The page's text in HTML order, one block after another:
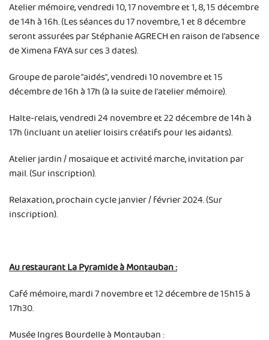
Atelier mémoire, vendredi 10, 17 novembre et 1, 8, 15 décembre
de 14h à 16h. (Les séances du 17 novembre, 1 et 8 décembre
seront assurées par Stéphanie AGRECH en raison de l'absence
de Ximena FAYA sur ces 3 dates).
Groupe de parole "aidés", vendredi 10 novembre et 15
décembre de 16h à 17h (à la suite de l'atelier mémoire).
Halte-relais, vendredi 24 novembre et 22 décembre de 14h à
17h (incluant un atelier loisirs créatifs pour les aidants).
Atelier jardin / mosaïque et activité marche, invitation par
mail. (Sur inscription).
Relaxation, prochain cycle janvier / février 2024. (Sur
inscription).
Au restaurant La Pyramide à Montauban :
Café mémoire, mardi 7 novembre et 12 décembre de 15h15 à
17h30.
Musée Ingres Bourdelle à Montauban :